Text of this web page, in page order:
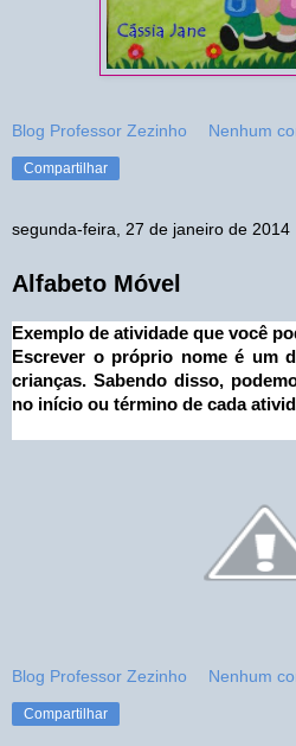
Blog Professor Zezinho Nenhum
Compartilhar
segunda-feira, 27 de janeiro de 2014
Alfabeto Móvel
Exemplo de atividade que você
Escrever o próprio nome é um
crianças. Sabendo disso,
no início ou término de cada
Blog Professor Zezinho Nenhum
Compartilhar